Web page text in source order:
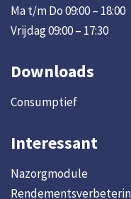
Downloads
Consumptief
Interessant
Nazorgmodule
Ma t/m Do 09:00 – 18:00
Vrijdag 09:00 – 17:30